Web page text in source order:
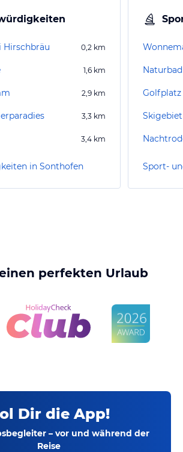
Hirschbräu 0,2 km
1,6 km
2,9 km
3,3 km
3,4 km
in Sonthofen
Golfplatz
perfekten Urlaub
Dir die App!
– vor und während der
Reise